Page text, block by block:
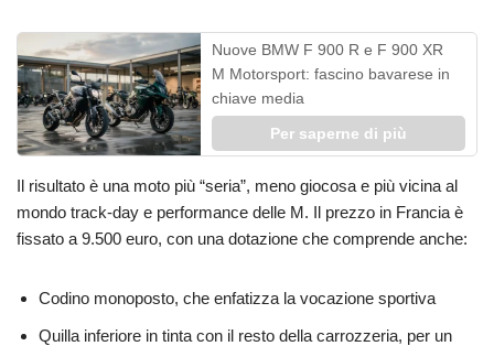
Nuove BMW F 900 R e F 900 XR
M Motorsport: fascino bavarese in
chiave media
Per saperne di più
Il risultato è una moto più “seria”, meno giocosa e più vicina al
mondo track-day e performance delle M. Il prezzo in Francia è
fissato a 9.500 euro, con una dotazione che comprende anche:
Codino monoposto, che enfatizza la vocazione sportiva
Quilla inferiore in tinta con il resto della carrozzeria, per un